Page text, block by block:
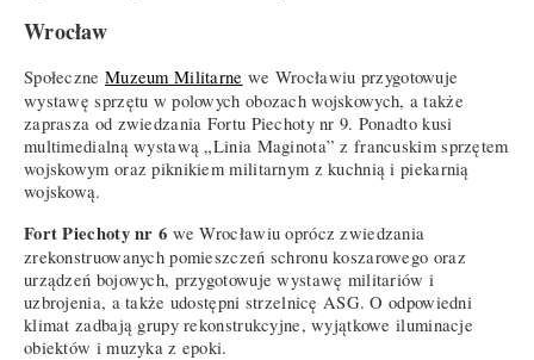
Wrocław
Społeczne Muzeum Militarne we Wrocławiu przygotowuje
wystawę sprzętu w polowych obozach wojskowych, a także
zaprasza od zwiedzania Fortu Piechoty nr 9. Ponadto kusi
multimedialną wystawą „Linia Maginota” z francuskim sprzętem
wojskowym oraz piknikiem militarnym z kuchnią i piekarnią
wojskową.
Fort Piechoty nr 6 we Wrocławiu oprócz zwiedzania
zrekonstruowanych pomieszczeń schronu koszarowego oraz
urządzeń bojowych, przygotowuje wystawę militariów i
uzbrojenia, a także udostępni strzelnicę ASG. O odpowiedni
klimat zadbają grupy rekonstrukcyjne, wyjątkowe iluminacje
obiektów i muzyka z epoki.